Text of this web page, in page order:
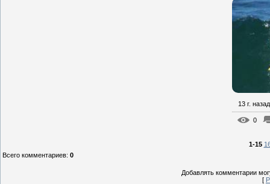
13 г. назад
0
1-15
Всего комментариев: 0
Добавлять комментарии
[